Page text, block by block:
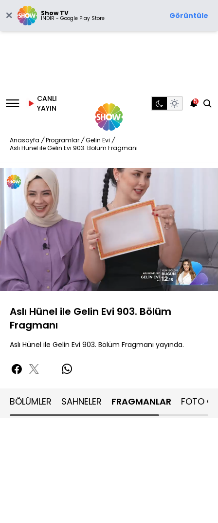
Show TV
İNDİR - Google Play Store Görüntüle
CANLI
YAYIN
5
Anasayfa / Programlar / Gelin Evi /
Aslı Hünel ile Gelin Evi 903. Bölüm Fragmanı
Sesi
Aç
Oynatma
Hızı
Aslı Hünel ile Gelin Evi 903. Bölüm
Fragmanı
Aslı Hünel ile Gelin Evi 903. Bölüm Fragmanı yayında.
BÖLÜMLER SAHNELER FRAGMANLAR FOTO